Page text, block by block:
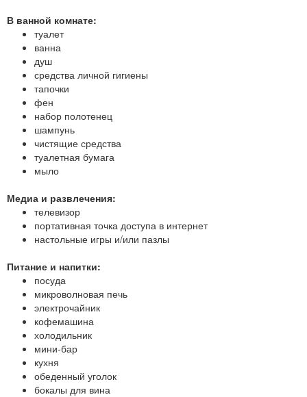
В ванной комнате:
туалет
ванна
душ
средства личной гигиены
тапочки
фен
набор полотенец
шампунь
чистящие средства
туалетная бумага
мыло
Медиа и развлечения:
телевизор
портативная точка доступа в интернет
настольные игры и/или пазлы
Питание и напитки:
посуда
микроволновая печь
электрочайник
кофемашина
холодильник
мини-бар
кухня
обеденный уголок
бокалы для вина